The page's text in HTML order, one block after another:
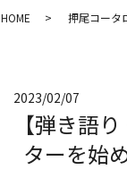
HOME 押尾コータ
2023/02/07
【弾き語
ターを始